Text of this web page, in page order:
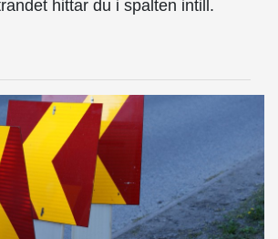
hittar du i spalten intill.